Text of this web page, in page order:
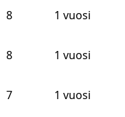
8
1 vuosi
8 1 vuosi
7
1 vuosi